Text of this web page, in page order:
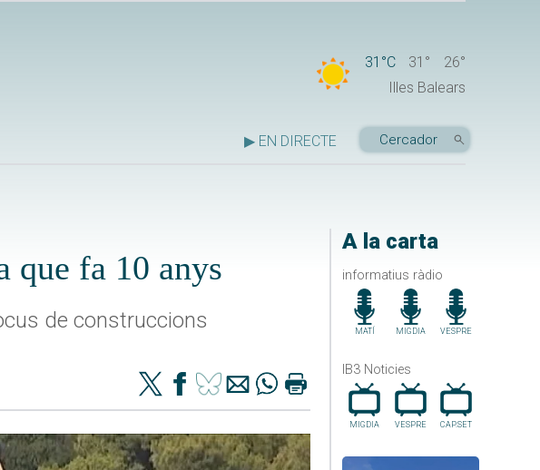
31°C 31°
26°
Illes Balears
▶ EN DIRECTE
A la carta
informatius ràdio
MATÍ MIGDIA VESPRE
IB3 Noticies
MIGDIA VESPRE CAP.SET
que fa 10 anys
de construccions